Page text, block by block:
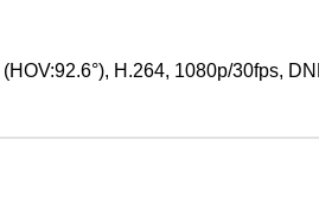
H.264, 1080p/30fps,